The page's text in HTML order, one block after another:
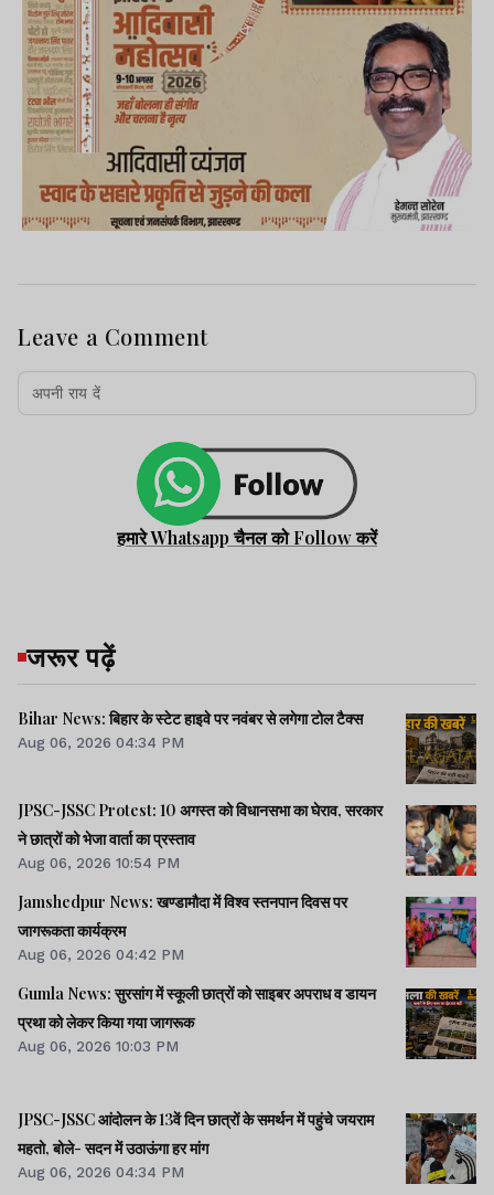
Leave a Comment
हमारे Whatsapp चैनल को Follow करें
जरूर पढ़ें
Bihar News: बिहार के स्टेट हाइवे पर नवंबर से लगेगा टोल टैक्स
Aug 06, 2026 04:34 PM
JPSC-JSSC Protest: 10 अगस्त को विधानसभा का घेराव, सरकार
ने छात्रों को भेजा वार्ता का प्रस्ताव
Aug 06, 2026 10:54 PM
Jamshedpur News: खण्डामौदा में विश्व स्तनपान दिवस पर
जागरूकता कार्यक्रम
Aug 06, 2026 04:42 PM
Gumla News: सुरसांग में स्कूली छात्रों को साइबर अपराध व डायन
प्रथा को लेकर किया गया जागरूक
Aug 06, 2026 10:03 PM
JPSC-JSSC आंदोलन के 13वें दिन छात्रों के समर्थन में पहुंचे जयराम
महतो, बोले- सदन में उठाऊंगा हर मांग
Aug 06, 2026 04:34 PM